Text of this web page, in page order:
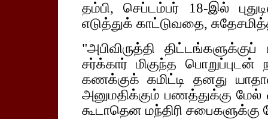
தம்பி, செப்டம்பர் 18-இல்
எடுத்துக் காட்டுவதை,
"அபிவிருத்தி
சர்க்கார் மிகுந்த
கணக்குக் கமிட்டி தனது
அனுமதிக்கும் பணத்துக்கு
கூடாதென மந்திரி சபைகளுக்கு